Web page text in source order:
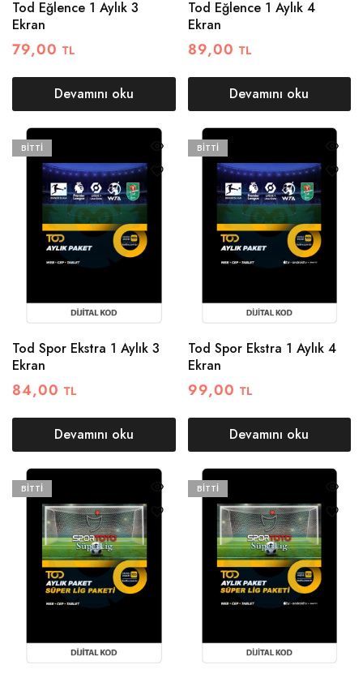
Tod Eğlence 1 Aylık 3
Ekran
79,00 TL
Devamını oku
Tod Eğlence 1 Aylık 4
Ekran
89,00 TL
Devamını oku
BITTI
Tod Spor Ekstra 1 Aylık 3
Ekran
84,00 TL
Devamını oku
BITTI
Tod Spor Ekstra 1 Aylık 4
Ekran
99,00 TL
Devamını oku
BITTI BITTI